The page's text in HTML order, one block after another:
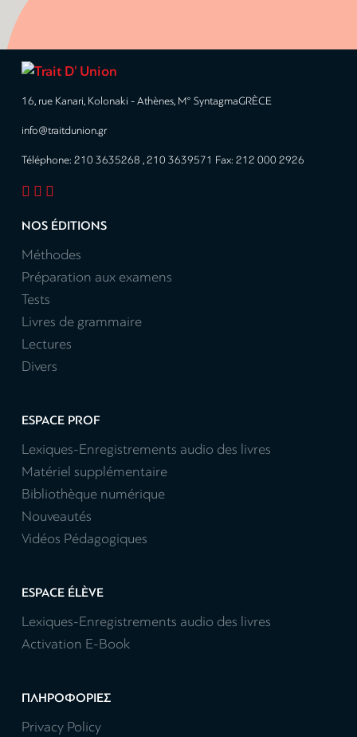
16, rue Kanari, Kolonaki - Athènes, M° SyntagmaGRÈCE
info@traitdunion.gr
Téléphone: 210 3635268 , 210 3639571 Fax: 212 000 2926
  
NOS ÉDITIONS
Méthodes
Préparation aux examens
Tests
Livres de grammaire
Lectures
Divers
ESPACE PROF
Lexiques-Enregistrements audio des livres
Matériel supplémentaire
Bibliothèque numérique
Nouveautés
Vidéos Pédagogiques
ESPACE ÉLÈVE
Lexiques-Enregistrements audio des livres
Activation E-Book
ΠΛΗΡΟΦΟΡΙΕΣ
Privacy Policy